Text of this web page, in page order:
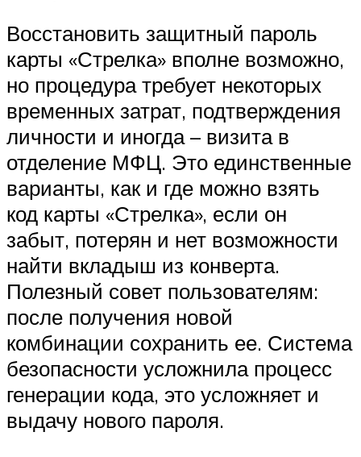
Восстановить защитный пароль
карты «Стрелка» вполне возможно,
но процедура требует некоторых
временных затрат, подтверждения
личности и иногда – визита в
отделение МФЦ. Это единственные
варианты, как и где можно взять
код карты «Стрелка», если он
забыт, потерян и нет возможности
найти вкладыш из конверта.
Полезный совет пользователям:
после получения новой
комбинации сохранить ее. Система
безопасности усложнила процесс
генерации кода, это усложняет и
выдачу нового пароля.